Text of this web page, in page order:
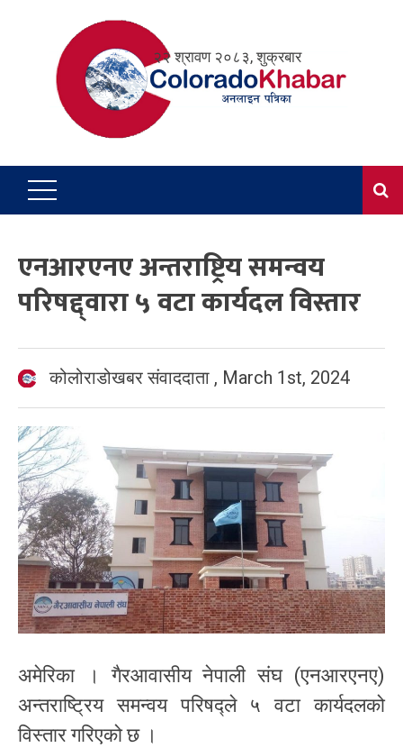
२२ श्रावण २०८३, शुक्रबार
एनआरएनए अन्तराष्ट्रिय समन्वय
परिषद्द्वारा ५ वटा कार्यदल विस्तार
कोलोराडोखबर संवाददाता , March 1st, 2024
अमेरिका । गैरआवासीय नेपाली संघ (एनआरएनए)
अन्तराष्ट्रिय समन्वय परिषद्ले ५ वटा कार्यदलको
विस्तार गरिएको छ ।